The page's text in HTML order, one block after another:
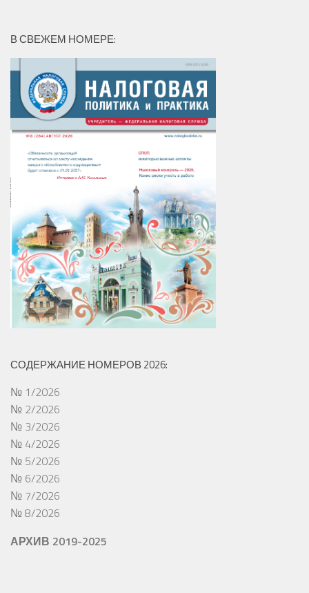
В СВЕЖЕМ НОМЕРЕ:
СОДЕРЖАНИЕ НОМЕРОВ 2026:
№ 1/2026
№ 2/2026
№ 3/2026
№ 4/2026
№ 5/2026
№ 6/2026
№ 7/2026
№ 8/2026
АРХИВ 2019-2025